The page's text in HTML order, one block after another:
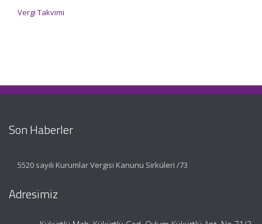
Vergi Takvimi
Son Haberler
5520 sayılı Kurumlar Vergisi Kanunu Sirküleri /73
Adresimiz